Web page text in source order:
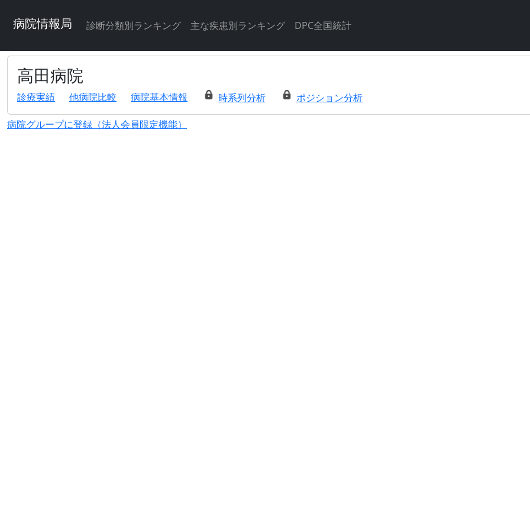
病院情報局 診断分類別ランキング 主な疾患別ランキング DPC全国統計
高田病院
診療実績 他病院比較 病院基本情報 時系列分析 ポジション分析
病院グループに登録（法人会員限定機能）